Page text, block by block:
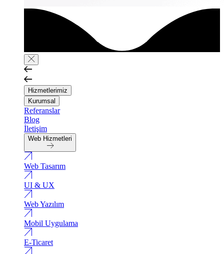
Hizmetlerimiz
Kurumsal
Referanslar
Blog
İletişim
Web Hizmetleri
Web Tasarım
UI & UX
Web Yazılım
Mobil Uygulama
E-Ticaret